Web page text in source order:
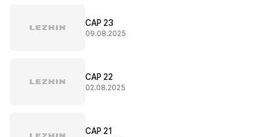
CAP 23
09.08.2025
CAP 22
02.08.2025
CAP 21